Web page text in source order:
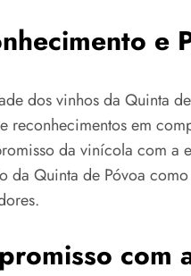
e
dos vinhos da Quinta
reconhecimentos em
da vinícola com a
da Quinta de Póvoa
com